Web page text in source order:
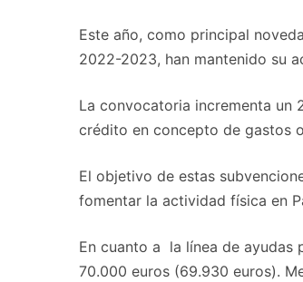
Este año, como principal
2022-2023, han mantenido su
La convocatoria incrementa un
crédito en concepto de gastos
El objetivo de estas
fomentar la actividad física en
En cuanto a la línea de ayudas
70.000 euros (69.930 euros).